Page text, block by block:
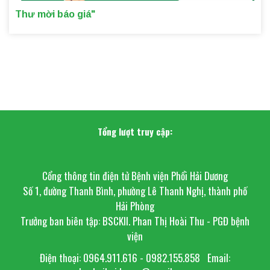
Thư mời báo giá"
Tổng lượt truy cập:
Cổng thông tin điện tử Bệnh viện Phổi Hải Dương
Số 1, đường Thanh Bình, phường Lê Thanh Nghị, thành phố
Hải Phòng
Trưởng ban biên tập: BSCKII. Phan Thị Hoài Thu - PGĐ bệnh
viện
Điện thoại: 0964.911.616 - 0982.155.858 Email: